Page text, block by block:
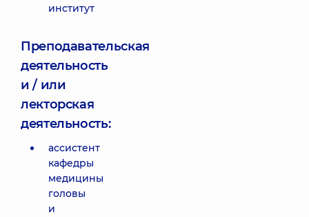
институт
Преподавательская
деятельность
и / или
лекторская
деятельность:
ассистент
кафедры
медицины
головы
и